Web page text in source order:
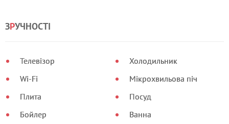
ЗРУЧНОСТІ
Телевізор
Wi-Fi
Плита
Бойлер
Холодильник
Мікрохвильова піч
Посуд
Ванна